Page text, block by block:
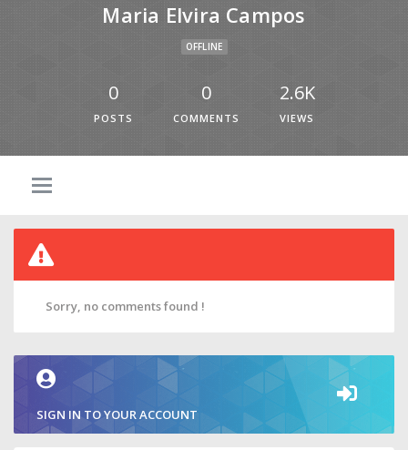
Maria Elvira Campos
OFFLINE
0
POSTS
0
COMMENTS
2.6K
VIEWS
Sorry, no comments found !
SIGN IN TO YOUR ACCOUNT